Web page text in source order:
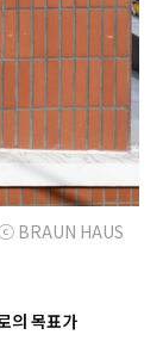
ⓒ BRAUN HAUS
의 목표가